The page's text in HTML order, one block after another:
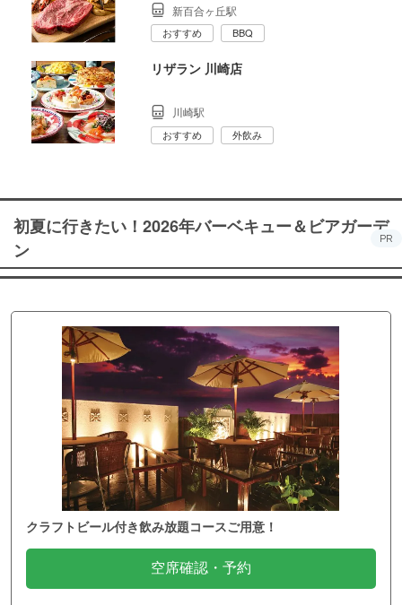
新百合ヶ丘駅
おすすめ BBQ
リザラン 川崎店
川崎駅
おすすめ 外飲み
初夏に行きたい！2026年バーベキュー＆ビアガーデ
ン
PR
クラフトビール付き飲み放題コースご用意！
空席確認・予約